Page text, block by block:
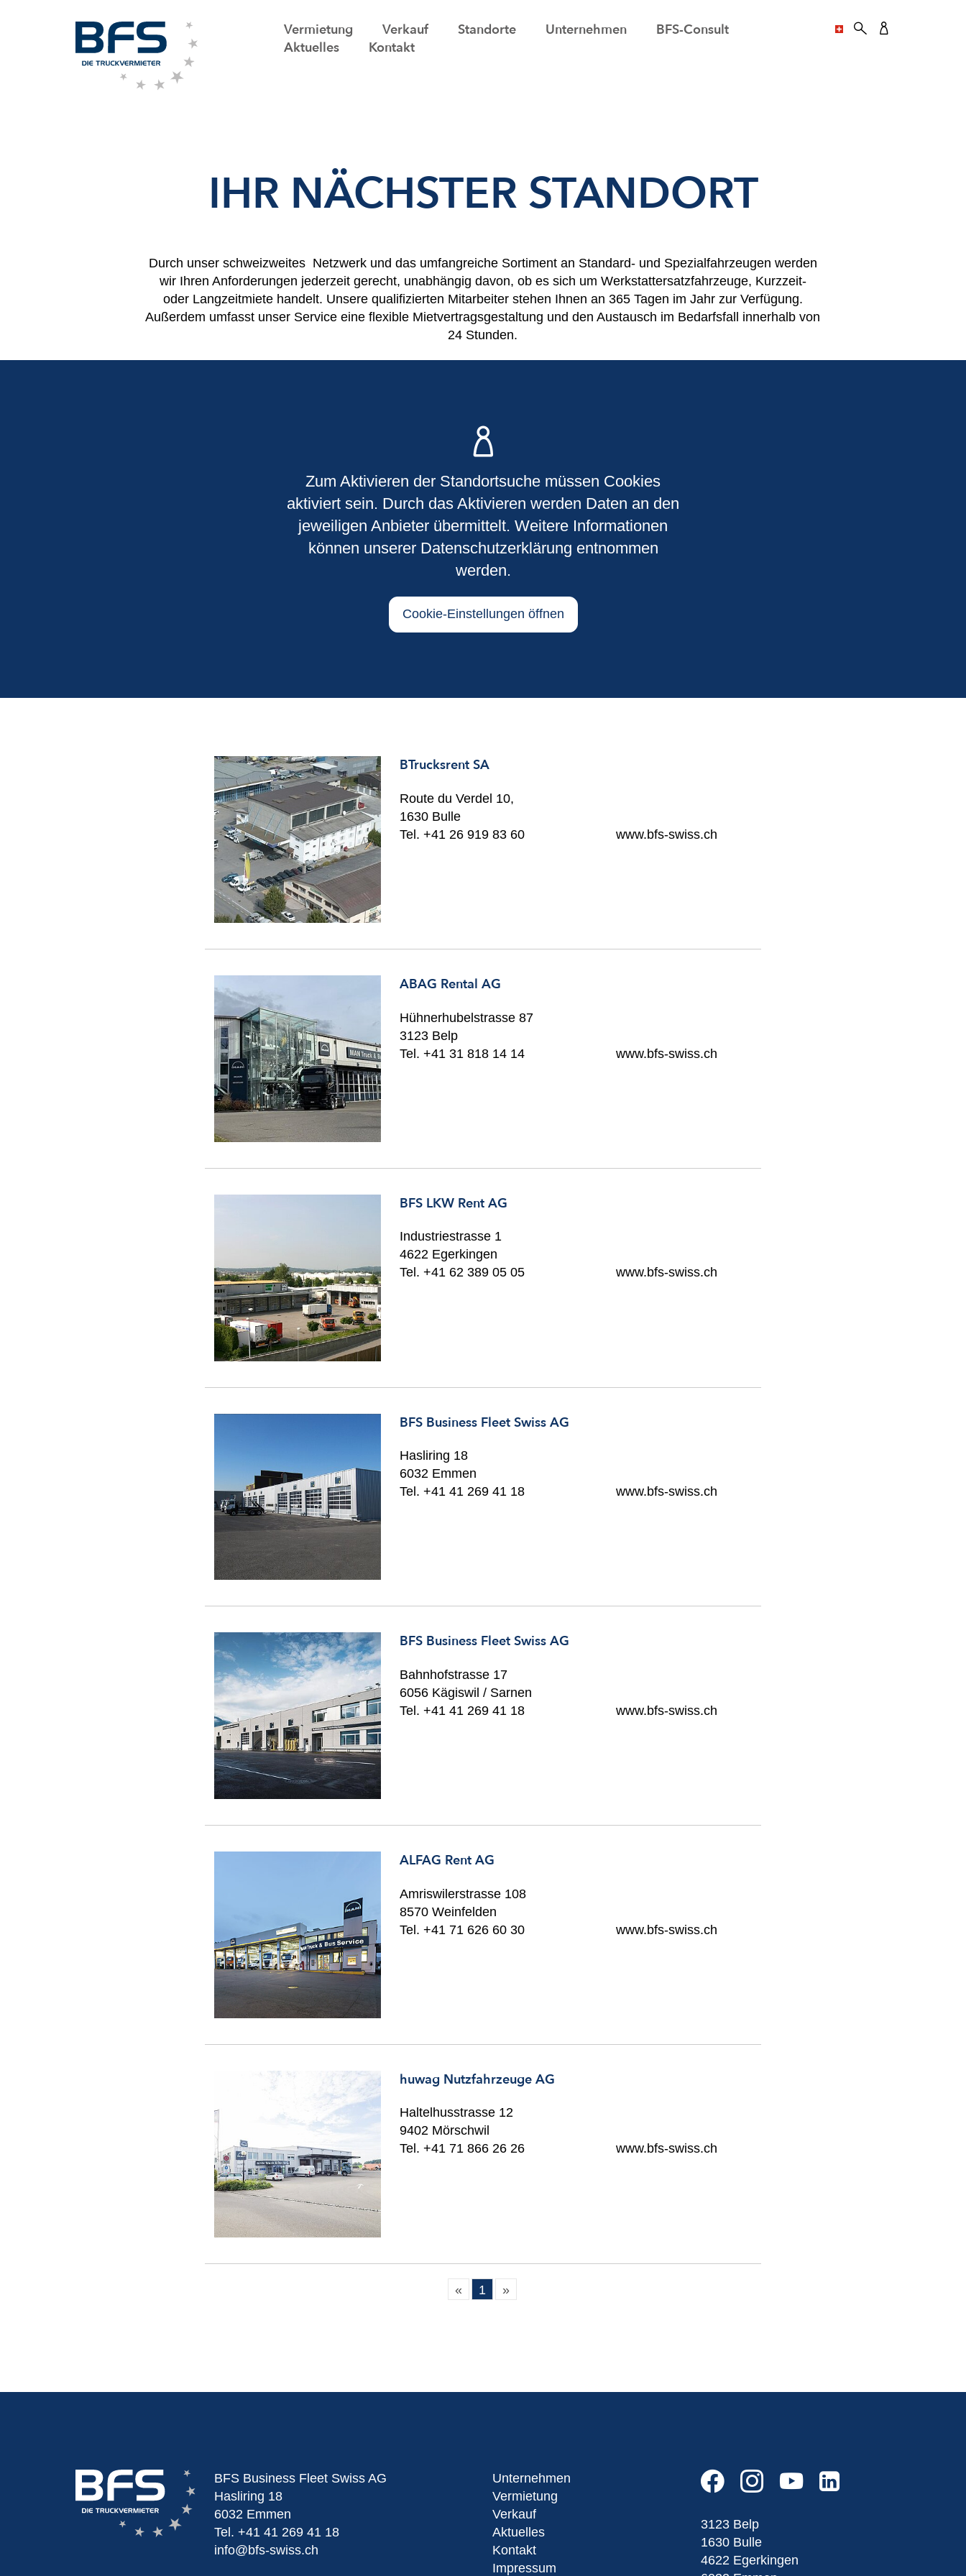
Vermietung Verkauf Standorte Unternehmen
BFS-Consult
Aktuelles
Kontakt
IHR NÄCHSTER STANDORT
Durch unser schweizweites Netzwerk und das umfangreiche Sortiment an Standard- und Spezialfahrzeugen werden
wir Ihren Anforderungen jederzeit gerecht, unabhängig davon, ob es sich um Werkstattersatzfahrzeuge, Kurzzeit-
oder Langzeitmiete handelt. Unsere qualifizierten Mitarbeiter stehen Ihnen an 365 Tagen im Jahr zur Verfügung.
Außerdem umfasst unser Service eine flexible Mietvertragsgestaltung und den Austausch im Bedarfsfall innerhalb von
24 Stunden.
Zum Aktivieren der Standortsuche müssen Cookies
aktiviert sein. Durch das Aktivieren werden Daten an den
jeweiligen Anbieter übermittelt. Weitere Informationen
können unserer Datenschutzerklärung entnommen
werden.
Cookie-Einstellungen öffnen
BTrucksrent SA
Route du Verdel 10,
1630 Bulle
Tel. +41 26 919 83 60
www.bfs-swiss.ch
ABAG Rental AG
Hühnerhubelstrasse 87
3123 Belp
Tel. +41 31 818 14 14
www.bfs-swiss.ch
BFS LKW Rent AG
Industriestrasse 1
4622 Egerkingen
Tel. +41 62 389 05 05
www.bfs-swiss.ch
BFS Business Fleet Swiss AG
Hasliring 18
6032 Emmen
Tel. +41 41 269 41 18
www.bfs-swiss.ch
BFS Business Fleet Swiss AG
Bahnhofstrasse 17
6056 Kägiswil / Sarnen
Tel. +41 41 269 41 18
www.bfs-swiss.ch
ALFAG Rent AG
Amriswilerstrasse 108
8570 Weinfelden
Tel. +41 71 626 60 30
www.bfs-swiss.ch
huwag Nutzfahrzeuge AG
Haltelhusstrasse 12
9402 Mörschwil
Tel. +41 71 866 26 26
www.bfs-swiss.ch
« 1 »
BFS Business Fleet Swiss AG
Hasliring 18
6032 Emmen
Tel.+41 41 269 41 18
info@bfs-swiss.ch
Unternehmen
Vermietung
Verkauf
Aktuelles
Kontakt
Impressum
3123 Belp
1630 Bulle
4622 Egerkingen